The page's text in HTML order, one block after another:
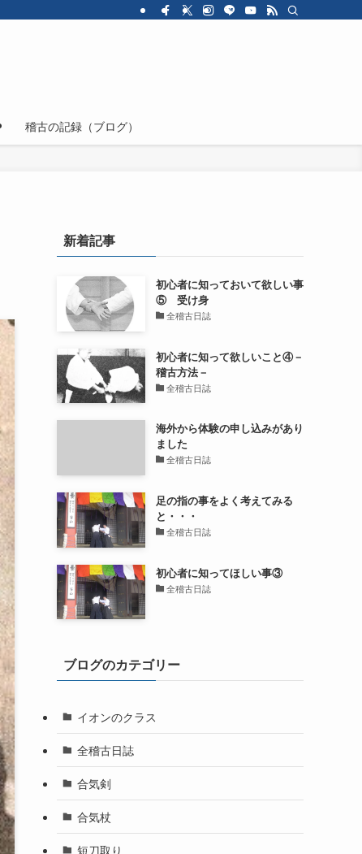
稽古の記録（ブログ）
新着記事
初心者に知っておいて欲しい事
⑤ 受け身
全稽古日誌
初心者に知って欲しいこと④－
稽古方法－
全稽古日誌
海外から体験の申し込みがあり
ました
全稽古日誌
足の指の事をよく考えてみる
と・・・
全稽古日誌
初心者に知ってほしい事③
全稽古日誌
ブログのカテゴリー
イオンのクラス
全稽古日誌
合気剣
合気杖
短刀取り